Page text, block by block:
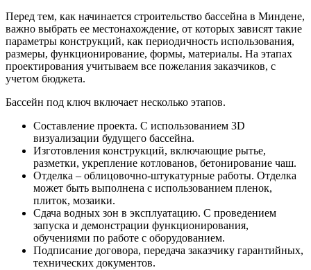
Перед тем, как начинается строительство бассейна в Миндене,
важно выбрать ее местонахождение, от которых зависят такие
параметры конструкций, как периодичность использования,
размеры, функционирование, формы, материалы. На этапах
проектирования учитываем все пожелания заказчиков, с
учетом бюджета.
Бассейн под ключ включает несколько этапов.
Составление проекта. С использованием 3D
визуализации будущего бассейна.
Изготовления конструкций, включающие рытье,
разметки, укрепление котлованов, бетонирование чаш.
Отделка – облицовочно-штукатурные работы. Отделка
может быть выполнена с использованием пленок,
плиток, мозаики.
Сдача водных зон в эксплуатацию. С проведением
запуска и демонстрации функционирования,
обучениями по работе с оборудованием.
Подписание договора, передача заказчику гарантийных,
технических документов.